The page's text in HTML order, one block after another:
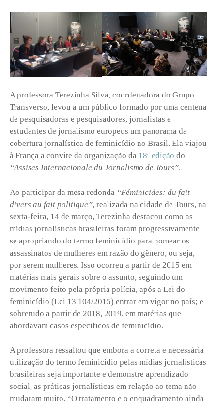
A professora Terezinha Silva, coordenadora do Grupo
Transverso, levou a um público formado por uma centena
de pesquisadoras e pesquisadores, jornalistas e
estudantes de jornalismo europeus um panorama da
cobertura jornalística de feminicídio no Brasil. Ela viajou
à França a convite da organização da 18ª edição do
“Assises Internacionale du Jornalismo de Tours”.
Ao participar da mesa redonda “Féminicides: du fait
divers au fait politique”, realizada na cidade de Tours, na
sexta-feira, 14 de março, Terezinha destacou como as
mídias jornalísticas brasileiras foram progressivamente
se apropriando do termo feminicídio para nomear os
assassinatos de mulheres em razão do gênero, ou seja,
por serem mulheres. Isso ocorreu a partir de 2015 em
matérias mais gerais sobre o assunto, seguindo um
movimento feito pela própria polícia, após a Lei do
feminicídio (Lei 13.104/2015) entrar em vigor no país; e
sobretudo a partir de 2018, 2019, em matérias que
abordavam casos específicos de feminicídio.
A professora ressaltou que embora a correta e necessária
utilização do termo feminicídio pelas mídias jornalísticas
brasileiras seja importante e demonstre aprendizado
social, as práticas jornalísticas em relação ao tema não
mudaram muito. “O tratamento e o enquadramento ainda